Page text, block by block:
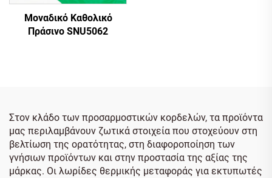
Μοναδικό Καθολικό
Πράσινο SNU5062
Στον κλάδο των προσαρμοστικών κορδελών, τα προϊόντα
μας περιλαμβάνουν ζωτικά στοιχεία που στοχεύουν στη
βελτίωση της ορατότητας, στη διαφοροποίηση των
γνήσιων προϊόντων και στην προστασία της αξίας της
μάρκας. Οι λωρίδες θερμικής μεταφοράς για εκτυπωτές